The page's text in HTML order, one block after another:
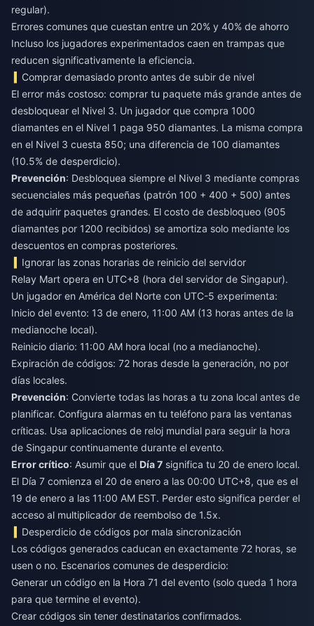
regular).
Errores comunes que cuestan entre un 20% y 40% de ahorro
Incluso los jugadores experimentados caen en trampas que
reducen significativamente la eficiencia.
Comprar demasiado pronto antes de subir de nivel
El error más costoso: comprar tu paquete más grande antes de
desbloquear el Nivel 3. Un jugador que compra 1000
diamantes en el Nivel 1 paga 950 diamantes. La misma compra
en el Nivel 3 cuesta 850; una diferencia de 100 diamantes
(10.5% de desperdicio).
Prevención: Desbloquea siempre el Nivel 3 mediante compras
secuenciales más pequeñas (patrón 100 + 400 + 500) antes
de adquirir paquetes grandes. El costo de desbloqueo (905
diamantes por 1200 recibidos) se amortiza solo mediante los
descuentos en compras posteriores.
Ignorar las zonas horarias de reinicio del servidor
Relay Mart opera en UTC+8 (hora del servidor de Singapur).
Un jugador en América del Norte con UTC-5 experimenta:
Inicio del evento: 13 de enero, 11:00 AM (13 horas antes de la
medianoche local).
Reinicio diario: 11:00 AM hora local (no a medianoche).
Expiración de códigos: 72 horas desde la generación, no por
días locales.
Prevención: Convierte todas las horas a tu zona local antes de
planificar. Configura alarmas en tu teléfono para las ventanas
críticas. Usa aplicaciones de reloj mundial para seguir la hora
de Singapur continuamente durante el evento.
Error crítico: Asumir que el Día 7 significa tu 20 de enero local.
El Día 7 comienza el 20 de enero a las 00:00 UTC+8, que es el
19 de enero a las 11:00 AM EST. Perder esto significa perder el
acceso al multiplicador de reembolso de 1.5x.
Desperdicio de códigos por mala sincronización
Los códigos generados caducan en exactamente 72 horas, se
usen o no. Escenarios comunes de desperdicio:
Generar un código en la Hora 71 del evento (solo queda 1 hora
para que termine el evento).
Crear códigos sin tener destinatarios confirmados.